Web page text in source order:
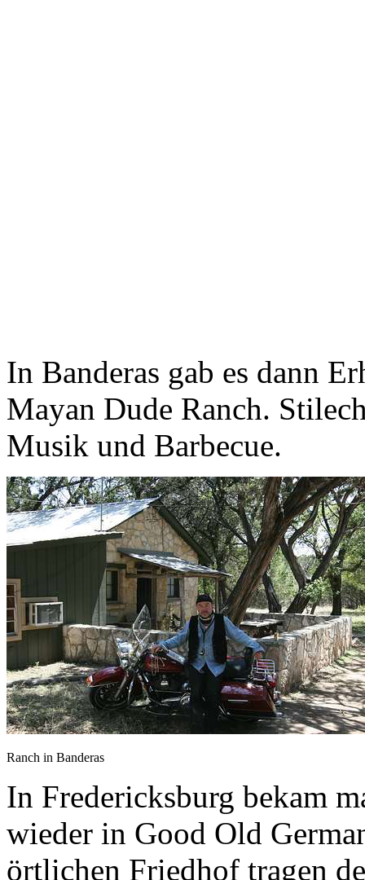
In Banderas gab es dann
Mayan Dude Ranch.
Musik und Barbecue.
Ranch in Banderas
In Fredericksburg bekam
wieder in Good Old
örtlichen Friedhof tragen